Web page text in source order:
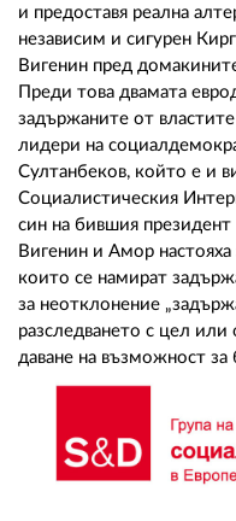
и предоставя реална
независим и сигурен
Вигенин пред
Преди това двамата
задържаните от
лидери на
Султанбеков, който е и
Социалистическия
син на бившия президент
Вигенин и Амор настояха
които се намират
за неотклонение
разследването с цел или
даване на възможност за